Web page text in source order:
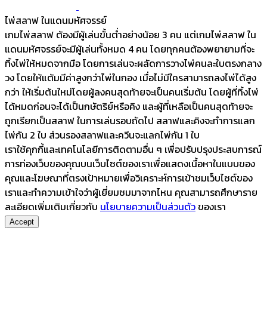
ไพ่สลาฟ ในแดนมหัศจรรย์
เกมไพ่สลาฟ ต้องมีผู้เล่นขั้นต่ำอย่างน้อย 3 คน แต่เกมไพ่สลาฟ ใน
แดนมหัศจรรย์จะมีผู้เล่นทั้งหมด 4 คน โดยทุกคนต้องพยายามที่จะ
ทิ้งไพ่ให้หมดจากมือ โดยการเล่นจะผลัดการวางไพ่คนละใบตรงกลาง
วง โดยให้แต้มมีค่าสูงกว่าไพ่ในกอง เมื่อไม่มีใครสามารถลงไพ่ได้สูง
กว่า ให้เริ่มต้นใหม่โดยผู้ลงคนสุดท้ายจะเป็นคนเริ่มต้น โดยผู้ที่ทิ้งไพ่
ได้หมดก่อนจะได้เป็นกษัตริย์หรือคิง และผู้ที่เหลือเป็นคนสุดท้ายจะ
ถูกเรียกเป็นสลาฟ ในการเล่นรอบถัดไป สลาฟและคิงจะทำการแลก
ไพ่กัน 2 ใบ ส่วนรองสลาฟและควีนจะแลกไพ่กัน 1 ใบ
เราใช้คุกกี้และเทคโนโลยีการติดตามอื่น ๆ เพื่อปรับปรุงประสบการณ์
การท่องเว็บของคุณบนเว็บไซต์ของเราเพื่อแสดงเนื้อหาในแบบของ
คุณและโฆษณาที่ตรงเป้าหมายเพื่อวิเคราะห์การเข้าชมเว็บไซต์ของ
เราและทำความเข้าใจว่าผู้เยี่ยมชมมาจากไหน คุณสามารถศึกษาราย
ละเอียดเพิ่มเติมเกี่ยวกับ นโยบายความเป็นส่วนตัวของเรา
Accept